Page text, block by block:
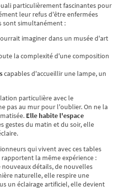
particulièrement fascinantes pour
leur refus d'être enfermées
sont simultanément :
imaginer dans un musée d'art
la complexité d'une composition
capables d'accueillir une lampe, un
particulière avec le
pas au mur pour l'oublier. On ne la
Elle habite l'espace
gestes du matin et du soir, elle
qui vivent avec ces tables
la même expérience :
détails, de nouvelles
naturelle, elle respire une
un éclairage artificiel, elle devient